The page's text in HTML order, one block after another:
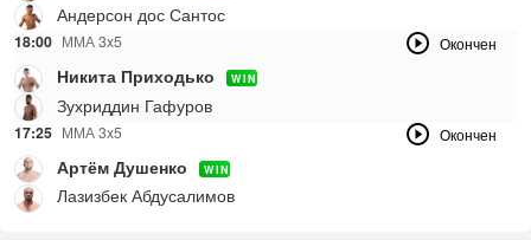
Андерсон дос Сантос
18:00 ММА 3x5 Окончен
Никита Приходько WIN
Зухриддин Гафуров
17:25 ММА 3x5 Окончен
Артём Душенко WIN
Лазизбек Абдусалимов